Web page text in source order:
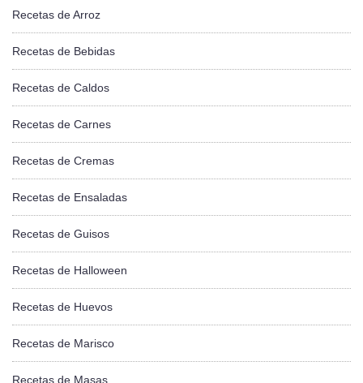
Recetas de Arroz
Recetas de Bebidas
Recetas de Caldos
Recetas de Carnes
Recetas de Cremas
Recetas de Ensaladas
Recetas de Guisos
Recetas de Halloween
Recetas de Huevos
Recetas de Marisco
Recetas de Masas